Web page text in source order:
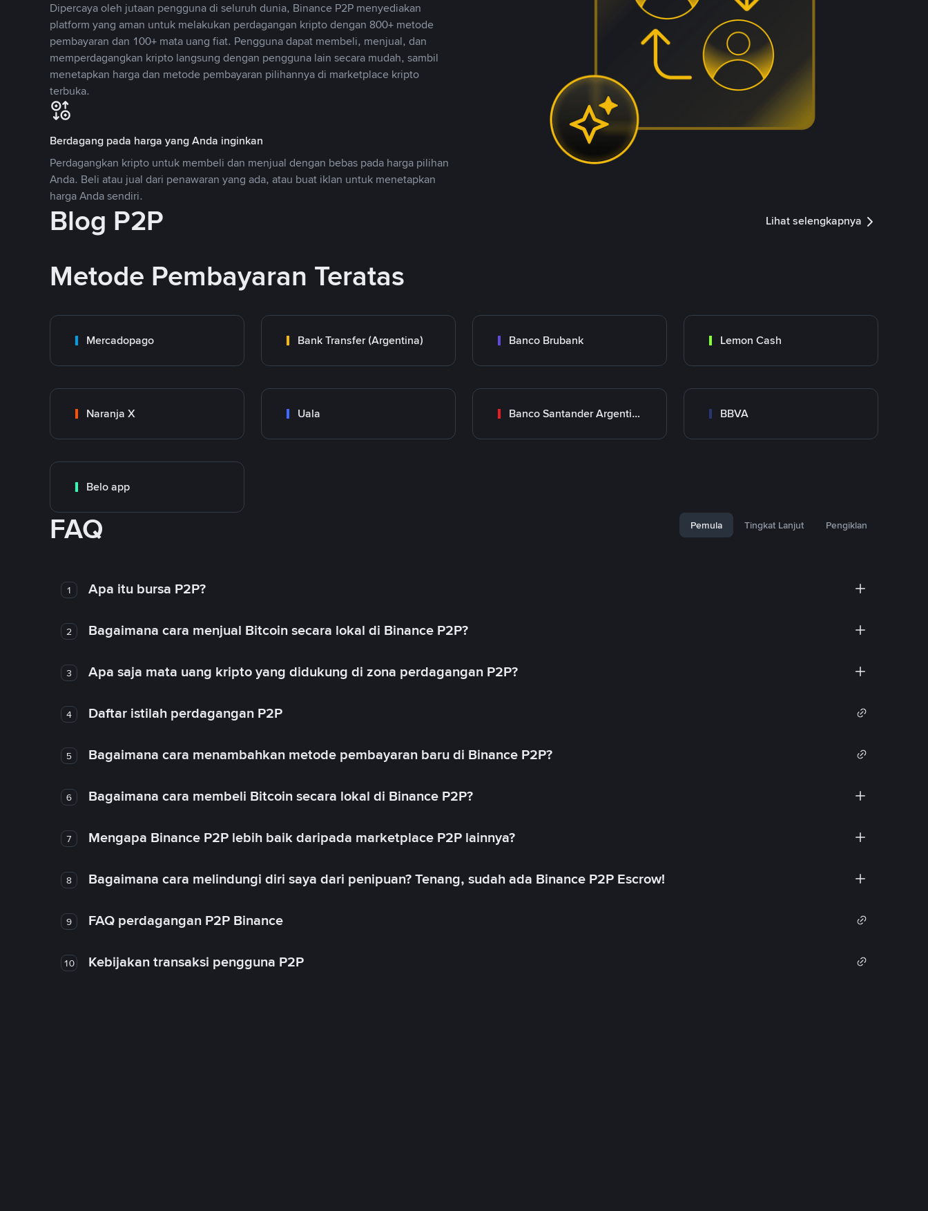
Dipercaya oleh jutaan pengguna di seluruh dunia, Binance P2P menyediakan
platform yang aman untuk melakukan perdagangan kripto dengan 800+ metode
pembayaran dan 100+ mata uang fiat. Pengguna dapat membeli, menjual, dan
memperdagangkan kripto langsung dengan pengguna lain secara mudah, sambil
menetapkan harga dan metode pembayaran pilihannya di marketplace kripto
terbuka.
Berdagang pada harga yang Anda inginkan
Perdagangkan kripto untuk membeli dan menjual dengan bebas pada harga pilihan
Anda. Beli atau jual dari penawaran yang ada, atau buat iklan untuk menetapkan
harga Anda sendiri.
Blog P2P Lihat selengkapnya
Metode Pembayaran Teratas
Mercadopago Bank Transfer (Argentina) Banco Brubank Lemon Cash
Naranja X Uala Banco Santander Argentina BBVA
Belo app
FAQ Pemula Tingkat Lanjut Pengiklan
1 Apa itu bursa P2P?
2 Bagaimana cara menjual Bitcoin secara lokal di Binance P2P?
3 Apa saja mata uang kripto yang didukung di zona perdagangan P2P?
4 Daftar istilah perdagangan P2P
5 Bagaimana cara menambahkan metode pembayaran baru di Binance P2P?
6 Bagaimana cara membeli Bitcoin secara lokal di Binance P2P?
7 Mengapa Binance P2P lebih baik daripada marketplace P2P lainnya?
8 Bagaimana cara melindungi diri saya dari penipuan? Tenang, sudah ada Binance P2P Escrow!
9 FAQ perdagangan P2P Binance
10 Kebijakan transaksi pengguna P2P